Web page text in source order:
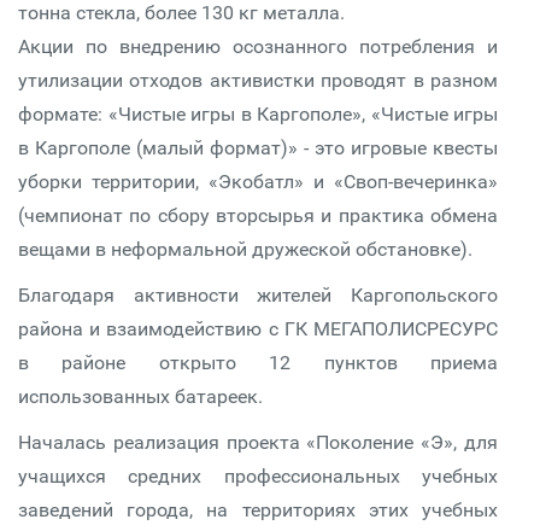
тонна стекла, более 130 кг металла.
Акции по внедрению осознанного потребления и
утилизации отходов активистки проводят в разном
формате: «Чистые игры в Каргополе», «Чистые игры
в Каргополе (малый формат)» - это игровые квесты
уборки территории, «Экобатл» и «Своп-вечеринка»
(чемпионат по сбору вторсырья и практика обмена
вещами в неформальной дружеской обстановке).
Благодаря активности жителей Каргопольского
района и взаимодействию с ГК МЕГАПОЛИСРЕСУРС
в районе открыто 12 пунктов приема
использованных батареек.
Началась реализация проекта «Поколение «Э», для
учащихся средних профессиональных учебных
заведений города, на территориях этих учебных